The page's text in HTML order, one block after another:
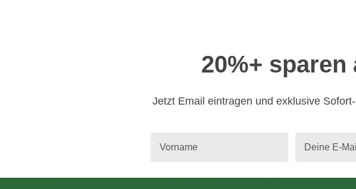
20%+ sparen
Jetzt Email eintragen und exklusive